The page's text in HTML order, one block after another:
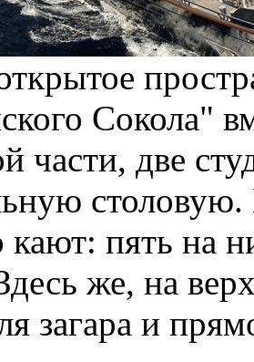
Сокола"
части, две
столовую.
кают: пять на
же, на
загара и